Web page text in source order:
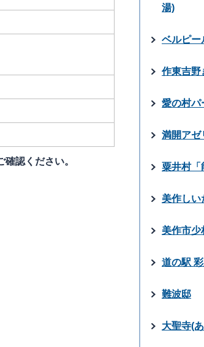
認ください。
湯)
ベルピー
作東吉野
愛の村パ
満開アゼ
粟井村「
美作しい
美作市少
道の駅
難波邸
大聖寺(